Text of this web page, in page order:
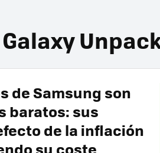
de Samsung son
baratos: sus
de la inflación
su coste